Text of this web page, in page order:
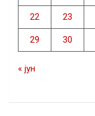
22 23
29 30
« јун